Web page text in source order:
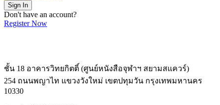
Sign In
Don't have an account?
Register Now
ชั้น 18 อาคารวิทยกิตติ์ (ศูนย์หนังสือจุฬาฯ สยามสแควร์)
254 ถนนพญาไท แขวงวังใหม่ เขตปทุมวัน กรุงเทพมหานคร
10330